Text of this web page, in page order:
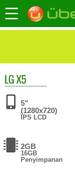
LGX5
5"
(1280x720)
IPS LCD
2GB
16GB
Penyimpanan